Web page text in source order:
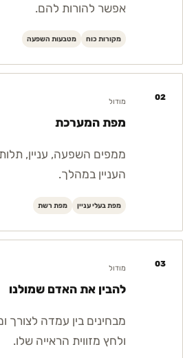
אפשר להורות להם.
מקורות כוח מטבעות השפעה
02 מודול
מפת המערכת
ממפים השפעה, עניין,
העניין במהלך.
מפת בעלי עניין מפת רשת
03 מודול
להבין את האדם שמולנו
מבחינים בין עמדה לצורך
ולחץ מזווית הראייה שלו.